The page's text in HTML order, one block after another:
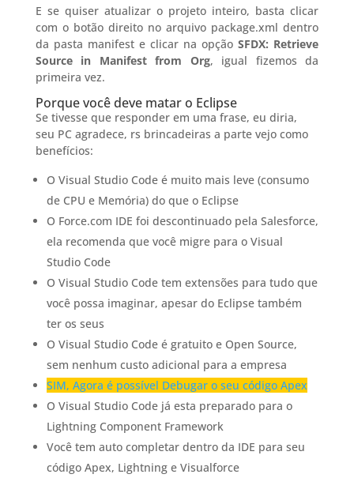
E se quiser atualizar o projeto inteiro, basta clicar
com o botão direito no arquivo package.xml dentro
da pasta manifest e clicar na opçãoSFDX: Retrieve
Source in Manifest from Org, igual fizemos da
primeira vez.
Porque você deve matar o Eclipse
Se tivesse que responder em uma frase, eu diria,
seu PC agradece, rs brincadeiras a parte vejo como
benefícios:
O Visual Studio Code é muito mais leve (consumo
de CPU e Memória) do que o Eclipse
O Force.com IDE foi descontinuado pela Salesforce,
ela recomenda que você migre para o Visual
Studio Code
O Visual Studio Code tem extensões para tudo que
você possa imaginar, apesar do Eclipse também
ter os seus
O Visual Studio Code é gratuito e Open Source,
sem nenhum custo adicional para a empresa
SIM, Agora é possível Debugar o seu código Apex
O Visual Studio Code já esta preparado para o
Lightning Component Framework
Você tem auto completar dentro da IDE para seu
código Apex, Lightning e Visualforce